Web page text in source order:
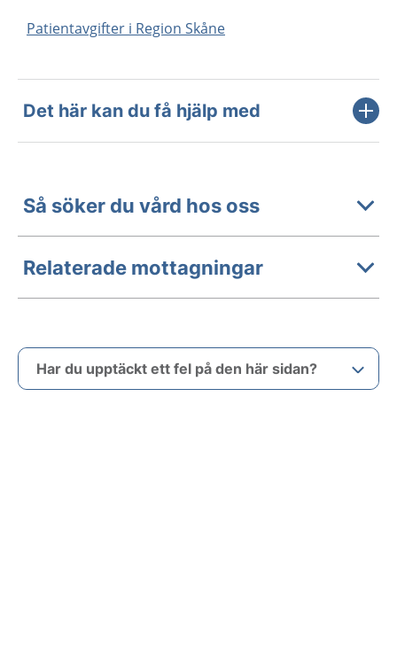
Patientavgifter i Region Skåne
Det här kan du få hjälp med
Så söker du vård hos oss
Relaterade mottagningar
Har du upptäckt ett fel på den här sidan?